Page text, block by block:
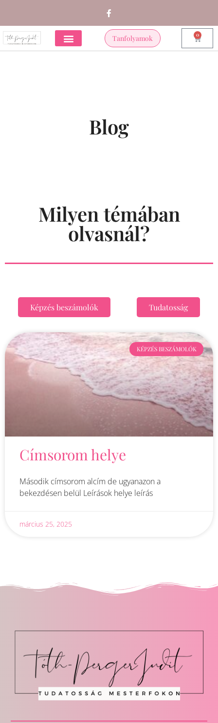
Tanfolyamok 0
Blog
Milyen témában
olvasnál?
Képzés beszámolók Tudatosság
KÉPZÉS BESZÁMOLÓK
Címsorom helye
Második címsorom alcím de ugyanazon a
bekezdésen belül Leírások helye leírás
március 25, 2025